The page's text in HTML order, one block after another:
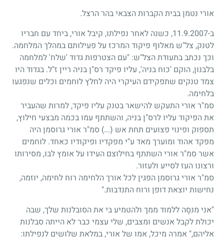
אורי נטמן בבית הקברות הצבאי בהר הרצל.
ב-11.9.2007, כשנה לאחר נפילתו, קיבל אורי, ביחד עם חבריו
לטנק, צל"ש מאלוף פיקוד המרכז על פעילותם במהלך המלחמה.
וכך נכתב בתעודת הצל"ש: "עם הצטרפות גדוד 'שלח' למלחמה
בלבנון, הוקם 'כוח בניה', עליו פיקד רס"ן בניה ריין ז"ל. בגדוד היו
צמד טנקים שתפקידם העיקרי היה לחלץ לוחמים וכלים שנפגעו
בלחימה.
סמ"ר אורי התעקש להישאר בטנק עליו פיקד, למרות שהעביר
את הפיקוד עליו לרס"ן בניה, והשתתף עמו בכמה מבצעי חילוץ,
תספוק ופינוי פצועים תחת אש (...) סמ"ר אורי גרוסמן היה
מפקד אהוד ומוערך מאד ע"י מפקדיו ופיקודיו כאחד. לוחמים
אשר סמ"ר אורי השתתף בחילוצם העידו על אומץ לבו, מסירותו
ורצונו העז לסייע ולעזור.
סמ"ר אורי גרוסמן הפגין לכל אורך הלחימה רוח לחימה, יוזמה,
נחישות יוצאת דופן ורוח התנדבות."
"אני מנסָה ללמוד ממך ולהטמיע בי את הסובלנות שלך, שבה
יכולת לקבל אנשים ומצבים, שלי עצמי כבר לא הייתה סבלנות
אליהם," אמרה מיכל, אמו של אורי, במלאת שלושים לנפילתו: